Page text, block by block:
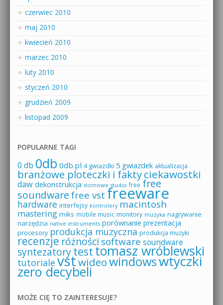
czerwiec 2010
maj 2010
kwiecień 2010
marzec 2010
luty 2010
styczeń 2010
grudzień 2009
listopad 2009
POPULARNE TAGI
0 db 0db 0db.pl 4 gwiazdki 5 gwiazdek aktualizacja
branżowe ploteczki i faktyciekawostki
daw dekonstrukcja domowe studio free free
soundware free vst freeware
hardware interfejsy kontrolery macintosh
mastering miks mobile music monitory muzyka nagrywanie
narzędzia native instruments porównanie prezentacja
procesory produkcja muzyczna produkcja muzyki
recenzje różności software soundware
syntezatorytesttomasz wróblewski
tutoriale vstwideowindowswtyczki
zero decybeli
MOŻE CIĘ TO ZAINTERESUJE?